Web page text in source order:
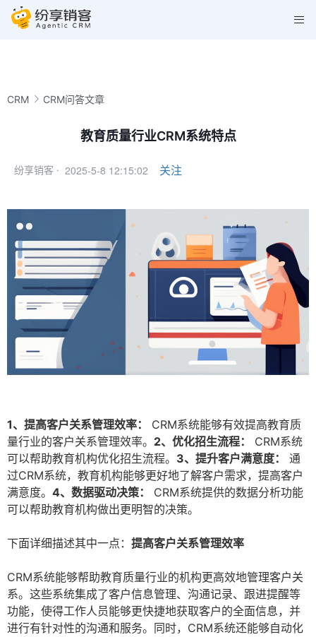
CRM CRM问答文章
教育质量行业CRM系统特点
纷享销客 · 2025-5-8 12:15:02 关注
1、提高客户关系管理效率：
CRM系统能够有效提高教育质
量行业的客户关系管理效率。 2、优化招生流程：
CRM系统
可以帮助教育机构优化招生流程。 3、提升客户满意度：
通
过CRM系统，教育机构能够更好地了解客户需求，提高客户
满意度。 4、数据驱动决策：
CRM系统提供的数据分析功能
可以帮助教育机构做出更明智的决策。
下面详细描述其中一点： 提高客户关系管理效率
CRM系统能够帮助教育质量行业的机构更高效地管理客户关
系。这些系统集成了客户信息管理、沟通记录、跟进提醒等
功能，使得工作人员能够更快捷地获取客户的全面信息，并
进行有针对性的沟通和服务。同时，CRM系统还能够自动化